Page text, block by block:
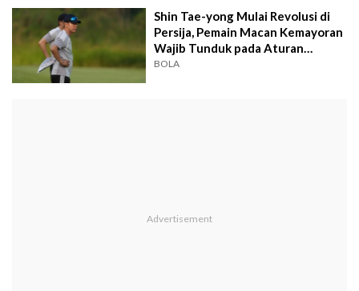
Shin Tae-yong Mulai Revolusi di
Persija, Pemain Macan Kemayoran
Wajib Tunduk pada Aturan
Disiplin
BOLA